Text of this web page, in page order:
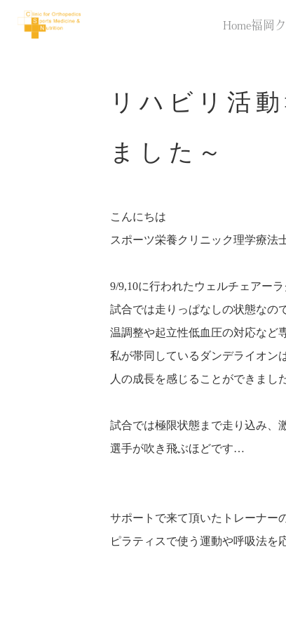
Home福岡
リハビリ活
ました～
こんにちは
スポーツ栄養クリニック理学療法
9/9,10に行われたウェルチェアー
試合では走りっぱなしの状態なの
温調整や起立性低血圧の対応など
私が帯同しているダンデライオン
人の成長を感じることができまし
試合では極限状態まで走り込み、
選手が吹き飛ぶほどです…
サポートで来て頂いたトレーナー
ピラティスで使う運動や呼吸法を